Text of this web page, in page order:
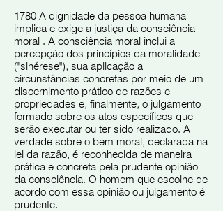
1780 A dignidade da pessoa humana
implica e exige a justiça da consciência
moral . A consciência moral inclui a
percepção dos princípios da moralidade
("sinérese"), sua aplicação a
circunstâncias concretas por meio de um
discernimento prático de razões e
propriedades e, finalmente, o julgamento
formado sobre os atos específicos que
serão executar ou ter sido realizado. A
verdade sobre o bem moral, declarada na
lei da razão, é reconhecida de maneira
prática e concreta pela prudente opinião
da consciência. O homem que escolhe de
acordo com essa opinião ou julgamento é
prudente.